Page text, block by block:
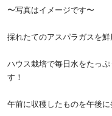
〜写真はイメージです〜
採れたてのアスパラガスを
ハウス栽培で毎日水をたっ
す！
午前に収穫したものを午後に